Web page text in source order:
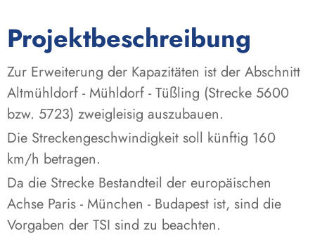
Projektbeschreibung
Zur Erweiterung der Kapazitäten ist der Abschnitt
Altmühldorf - Mühldorf - Tüßling (Strecke 5600
bzw. 5723) zweigleisig auszubauen.
Die Streckengeschwindigkeit soll künftig 160
km/h betragen.
Da die Strecke Bestandteil der europäischen
Achse Paris - München - Budapest ist, sind die
Vorgaben der TSI sind zu beachten.